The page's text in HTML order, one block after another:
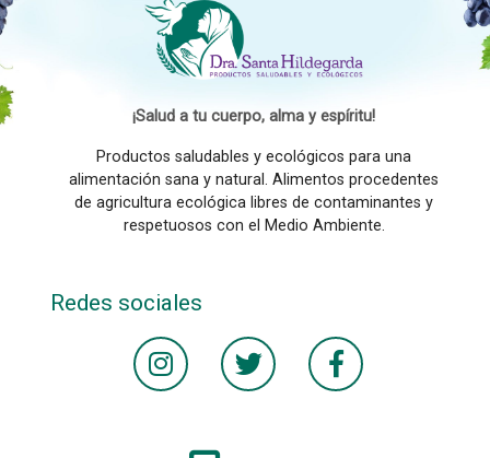
¡Salud a tu cuerpo, alma y espíritu!
Productos saludables y ecológicos para una
alimentación sana y natural. Alimentos procedentes
de agricultura ecológica libres de contaminantes y
respetuosos con el Medio Ambiente.
Redes sociales